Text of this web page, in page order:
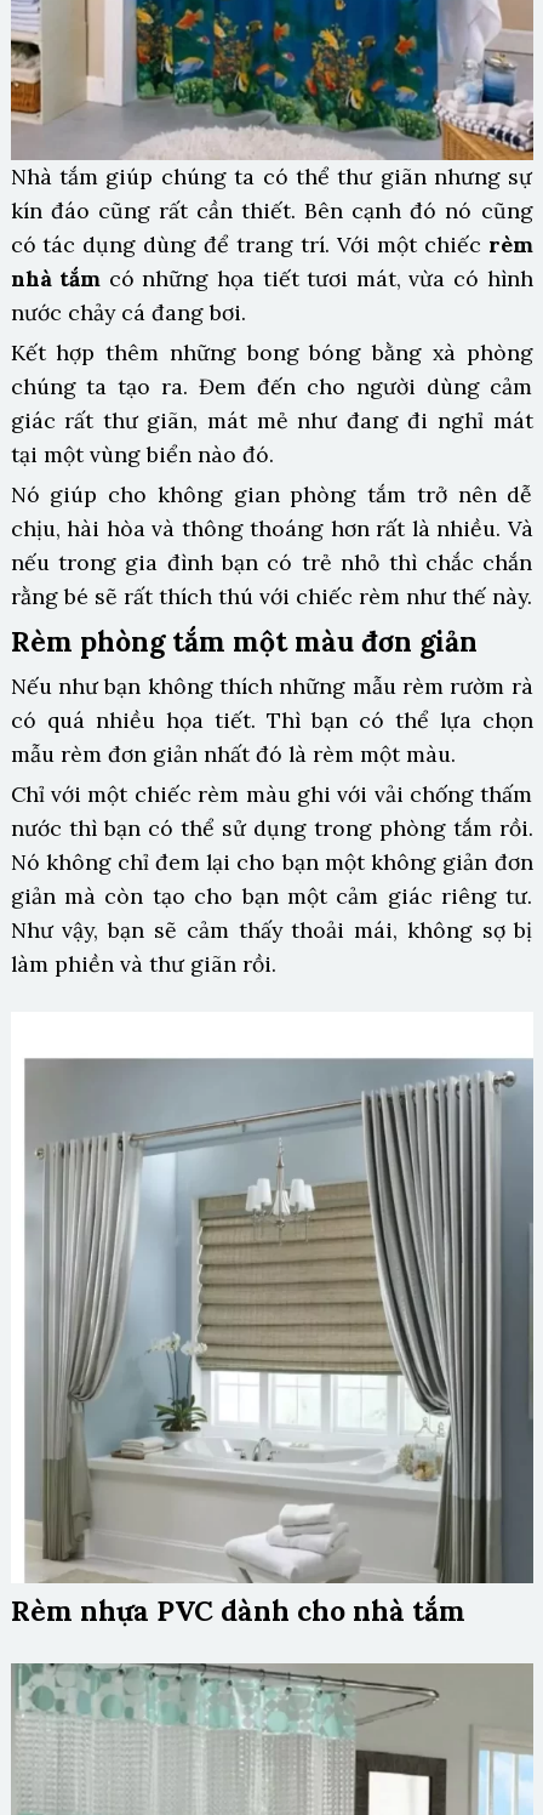
Nhà tắm giúp chúng ta có thể thư giãn nhưng sự
kín đáo cũng rất cần thiết. Bên cạnh đó nó cũng
có tác dụng dùng để trang trí. Với một chiếc rèm
nhà tắm có những họa tiết tươi mát, vừa có hình
nước chảy cá đang bơi.
Kết hợp thêm những bong bóng bằng xà phòng
chúng ta tạo ra. Đem đến cho người dùng cảm
giác rất thư giãn, mát mẻ như đang đi nghỉ mát
tại một vùng biển nào đó.
Nó giúp cho không gian phòng tắm trở nên dễ
chịu, hài hòa và thông thoáng hơn rất là nhiều. Và
nếu trong gia đình bạn có trẻ nhỏ thì chắc chắn
rằng bé sẽ rất thích thú với chiếc rèm như thế này.
Rèm phòng tắm một màu đơn giản
Nếu như bạn không thích những mẫu rèm rườm rà
có quá nhiều họa tiết. Thì bạn có thể lựa chọn
mẫu rèm đơn giản nhất đó là rèm một màu.
Chỉ với một chiếc rèm màu ghi với vải chống thấm
nước thì bạn có thể sử dụng trong phòng tắm rồi.
Nó không chỉ đem lại cho bạn một không giản đơn
giản mà còn tạo cho bạn một cảm giác riêng tư.
Như vậy, bạn sẽ cảm thấy thoải mái, không sợ bị
làm phiền và thư giãn rồi.
Rèm nhựa PVC dành cho nhà tắm